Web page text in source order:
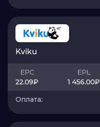
Kviku
EPC
22.09₽
EPL
1 456.00₽
Оплата: